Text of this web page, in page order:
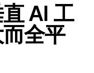
AI 工
全平